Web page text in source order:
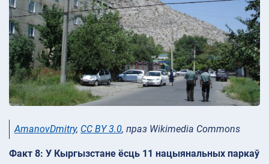
AmanovDmitry, CC BY 3.0, праз Wikimedia Commons
Факт 8: У Кыргызстане ёсць 11 нацыянальных паркаў